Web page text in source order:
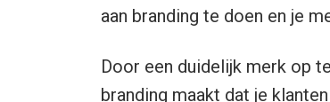
aan branding te doen en je
Door een duidelijk merk op
branding maakt dat je